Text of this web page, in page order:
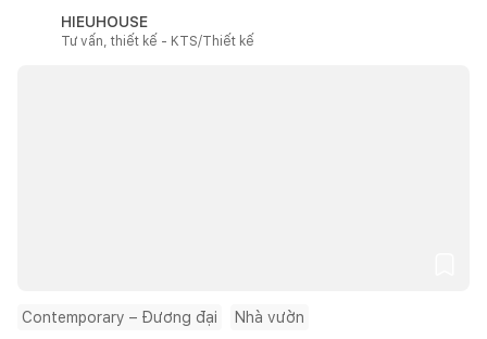
HIEUHOUSE
Tư vấn, thiết kế - KTS/Thiết kế
Contemporary – Đương đại Nhà vườn